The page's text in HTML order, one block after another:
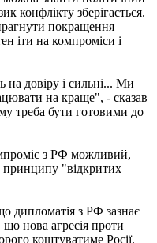
конфлікту зберігається.
покращення
іти на компроміси і
довіру і сильні... Ми
на краще", - сказав
треба бути готовими до
з РФ можливий,
принципу "відкритих
дипломатія з РФ зазнає
нова агресія проти
коштуватиме Росії.